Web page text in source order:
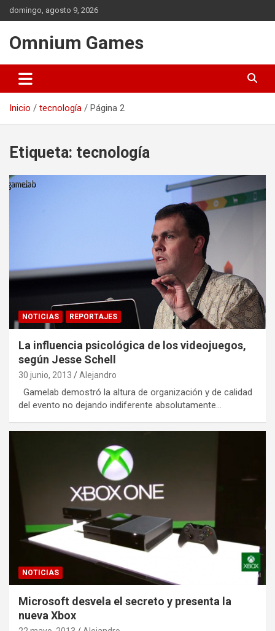
Saltar
al
domingo, agosto 9, 2026
Omnium Games
Inicio tecnología Página 2
Etiqueta: tecnología
NOTICIAS REPORTAJES
La influencia psicológica de los videojuegos,
según Jesse Schell
30 junio, 2013 Alejandro
Gamelab demostró la altura de organización y de calidad
del evento no dejando indiferente absolutamente…
NOTICIAS
Microsoft desvela el secreto y presenta la
nueva Xbox